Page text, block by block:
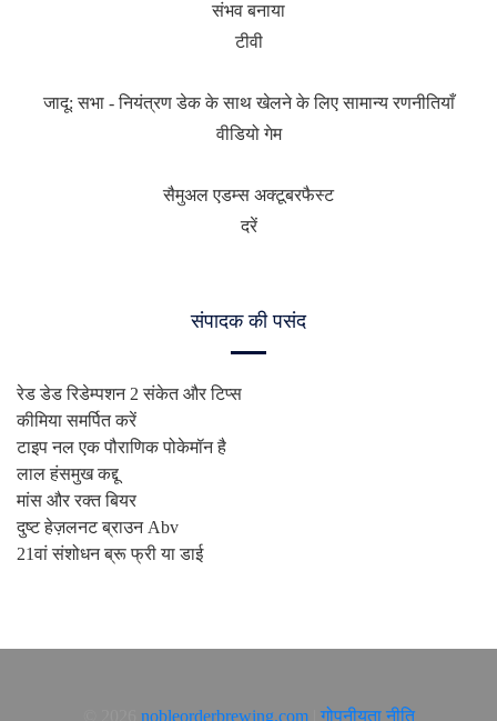
संभव बनाया
टीवी
जादू: सभा - नियंत्रण डेक के साथ खेलने के लिए सामान्य रणनीतियाँ
वीडियो गेम
सैमुअल एडम्स अक्टूबरफैस्ट
दरें
संपादक की पसंद
रेड डेड रिडेम्पशन 2 संकेत और टिप्स
कीमिया समर्पित करें
टाइप नल एक पौराणिक पोकेमॉन है
लाल हंसमुख कद्दू
मांस और रक्त बियर
दुष्ट हेज़लनट ब्राउन Abv
21वां संशोधन ब्रू फ्री या डाई
nobleorderbrewing.com| गोपनीयता नीति